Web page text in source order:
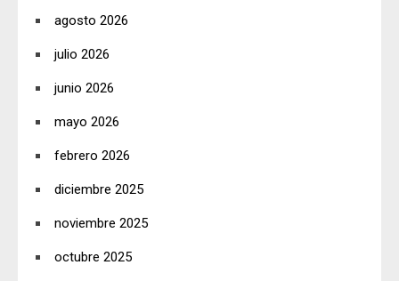
agosto 2026
julio 2026
junio 2026
mayo 2026
febrero 2026
diciembre 2025
noviembre 2025
octubre 2025